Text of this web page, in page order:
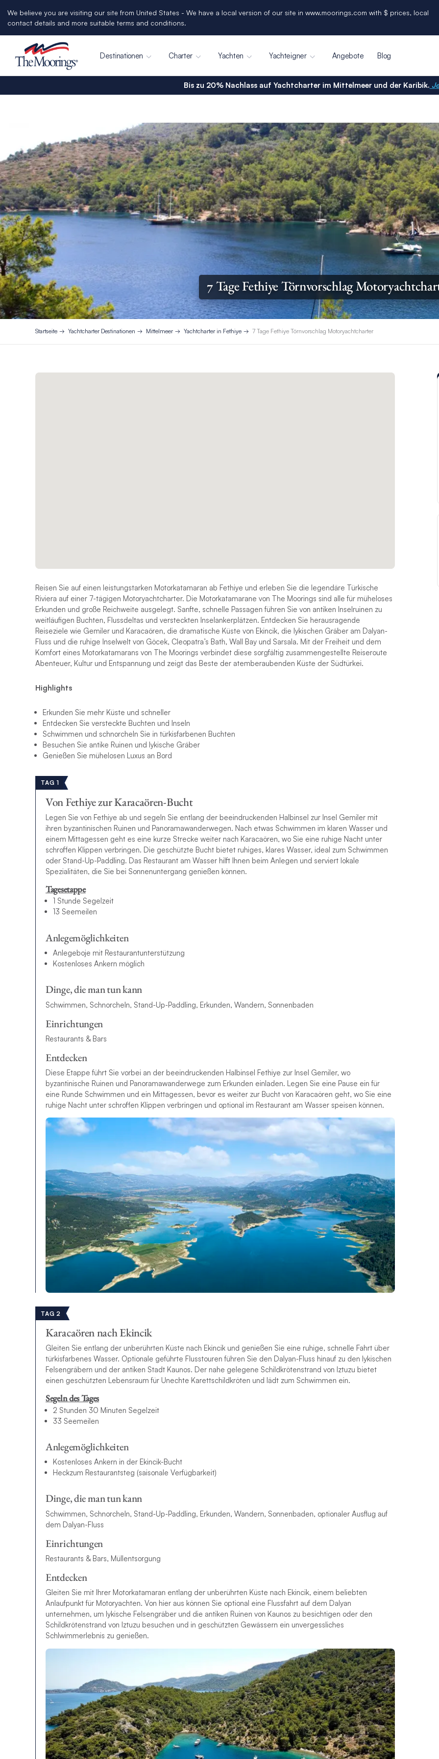
We believe you are visiting our site from United States - We have a local version of our site in www.moorings.com with $ prices, local
contact details and more suitable terms and conditions.
Destinationen Charter Yachten Yachteigner Angebote Blog
Bis zu 20% Nachlass auf Yachtcharter im Mittelmeer und der Karibik.
7 Tage Fethiye Törnvorschlag
Startseite Yachtcharter Destinationen Mittelmeer Yachtcharter in Fethiye 7 Tage Fethiye Törnvorschlag Motoryachtcharter
Reisen Sie auf einen leistungstarken Motorkatamaran ab Fethiye und erleben Sie die legendäre Türkische
Riviera auf einer 7-tägigen Motoryachtcharter. Die Motorkatamarane von The Moorings sind alle für müheloses
Erkunden und große Reichweite ausgelegt. Sanfte, schnelle Passagen führen Sie von antiken Inselruinen zu
weitläufigen Buchten, Flussdeltas und versteckten Inselankerplätzen. Entdecken Sie herausragende
Reiseziele wie Gemiler und Karacaören, die dramatische Küste von Ekincik, die lykischen Gräber am Dalyan-
Fluss und die ruhige Inselwelt von Göcek, Cleopatra’s Bath, Wall Bay und Sarsala. Mit der Freiheit und dem
Komfort eines Motorkatamarans von The Moorings verbindet diese sorgfältig zusammengestellte Reiseroute
Abenteuer, Kultur und Entspannung und zeigt das Beste der atemberaubenden Küste der Südtürkei.
Highlights
Erkunden Sie mehr Küste und schneller
Entdecken Sie versteckte Buchten und Inseln
Schwimmen und schnorcheln Sie in türkisfarbenen Buchten
Besuchen Sie antike Ruinen und lykische Gräber
Genießen Sie mühelosen Luxus an Bord
TAG 1
Von Fethiye zur Karacaören-Bucht
Legen Sie von Fethiye ab und segeln Sie entlang der beeindruckenden Halbinsel zur Insel Gemiler mit
ihren byzantinischen Ruinen und Panoramawanderwegen. Nach etwas Schwimmen im klaren Wasser und
einem Mittagessen geht es eine kurze Strecke weiter nach Karacaören, wo Sie eine ruhige Nacht unter
schroffen Klippen verbringen. Die geschützte Bucht bietet ruhiges, klares Wasser, ideal zum Schwimmen
oder Stand-Up-Paddling. Das Restaurant am Wasser hilft Ihnen beim Anlegen und serviert lokale
Spezialitäten, die Sie bei Sonnenuntergang genießen können.
Tagesetappe
1 Stunde Segelzeit
13 Seemeilen
Anlegemöglichkeiten
Anlegeboje mit Restaurantunterstützung
Kostenloses Ankern möglich
Dinge, die man tun kann
Schwimmen, Schnorcheln, Stand-Up-Paddling, Erkunden, Wandern, Sonnenbaden
Einrichtungen
Restaurants & Bars
Entdecken
Diese Etappe führt Sie vorbei an der beeindruckenden Halbinsel Fethiye zur Insel Gemiler, wo
byzantinische Ruinen und Panoramawanderwege zum Erkunden einladen. Legen Sie eine Pause ein für
eine Runde Schwimmen und ein Mittagessen, bevor es weiter zur Bucht von Karacaören geht, wo Sie eine
ruhige Nacht unter schroffen Klippen verbringen und optional im Restaurant am Wasser speisen können.
TAG 2
Karacaören nach Ekincik
Gleiten Sie entlang der unberührten Küste nach Ekincik und genießen Sie eine ruhige, schnelle Fahrt über
türkisfarbenes Wasser. Optionale geführte Flusstouren führen Sie den Dalyan-Fluss hinauf zu den lykischen
Felsengräbern und der antiken Stadt Kaunos. Der nahe gelegene Schildkrötenstrand von Iztuzu bietet
einen geschützten Lebensraum für Unechte Karettschildkröten und lädt zum Schwimmen ein.
Segeln des Tages
2 Stunden 30 Minuten Segelzeit
33 Seemeilen
Anlegemöglichkeiten
Kostenloses Ankern in der Ekincik-Bucht
Heckzum Restaurantsteg (saisonale Verfügbarkeit)
Dinge, die man tun kann
Schwimmen, Schnorcheln, Stand-Up-Paddling, Erkunden, Wandern, Sonnenbaden, optionaler Ausflug auf
dem Dalyan-Fluss
Einrichtungen
Restaurants & Bars, Müllentsorgung
Entdecken
Gleiten Sie mit Ihrer Motorkatamaran entlang der unberührten Küste nach Ekincik, einem beliebten
Anlaufpunkt für Motoryachten. Von hier aus können Sie optional eine Flussfahrt auf dem Dalyan
unternehmen, um lykische Felsengräber und die antiken Ruinen von Kaunos zu besichtigen oder den
Schildkrötenstrand von Iztuzu besuchen und in geschützten Gewässern ein unvergessliches
Schlwimmerlebnis zu genießen.